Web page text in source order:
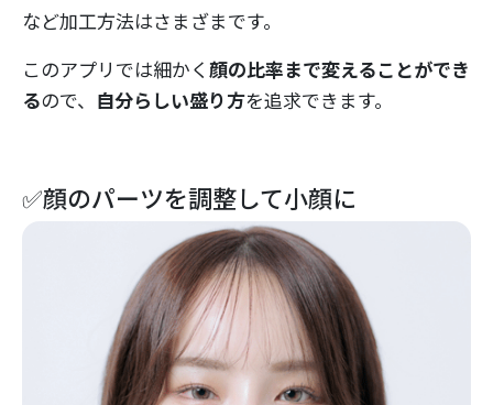
など加工方法はさまざまです。
このアプリでは細かく 顔の比率まで変えることができ
るので、 自分らしい盛り方を追求できます。
✅顔のパーツを調整して小顔に